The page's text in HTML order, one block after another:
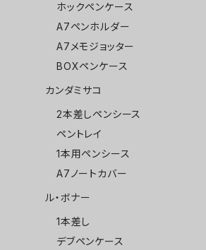
ホックペンケース
A7ペンホルダー
A7メモジョッター
BOXペンケース
カンダミサコ
2本差しペンシース
ペントレイ
1本用ペンシース
A7ノートカバー
ル・ボナー
1本差し
デブペンケース